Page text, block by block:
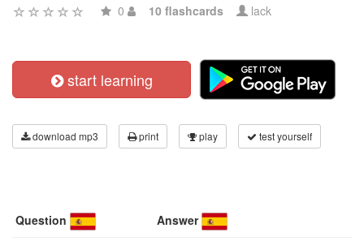
0 10 flashcards lack
start learning
download mp3 print play test yourself
Question Answer